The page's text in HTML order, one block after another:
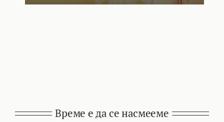
Време е да се насмееме